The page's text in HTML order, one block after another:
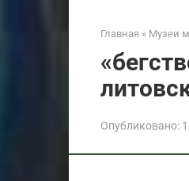
Главная » Музеи
Опубликовано: